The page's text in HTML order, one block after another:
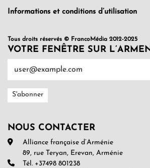
Informations et conditions d’utilisation
Tous droits réservés © FrancoMédia 2012-2025
VOTRE FENÊTRE SUR
NOUS CONTACTER
Alliance française d’Arménie
89, rue Teryan, Erevan, Arménie
Tél. +37498 801238